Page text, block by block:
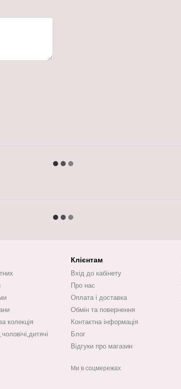
колекція
Клієнтам
Вхід до кабінету
Про нас
Оплата і доставка
Обмін та повернення
Контактна інформація
Блог
Відгуки про магазин
Ми в соцмережах